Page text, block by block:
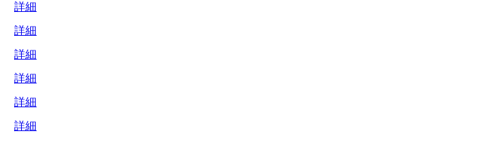
詳細
詳細
詳細
詳細
詳細
詳細